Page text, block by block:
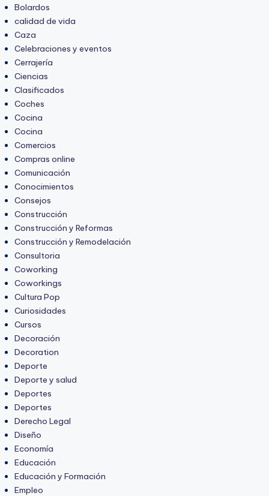
Bolardos
calidad de vida
Caza
Celebraciones y eventos
Cerrajería
Ciencias
Clasificados
Coches
Cocina
Cocina
Comercios
Compras online
Comunicación
Conocimientos
Consejos
Construcción
Construcción y Reformas
Construcción y Remodelación
Consultoria
Coworking
Coworkings
Cultura Pop
Curiosidades
Cursos
Decoración
Decoration
Deporte
Deporte y salud
Deportes
Deportes
Derecho Legal
Diseño
Economía
Educación
Educación y Formación
Empleo